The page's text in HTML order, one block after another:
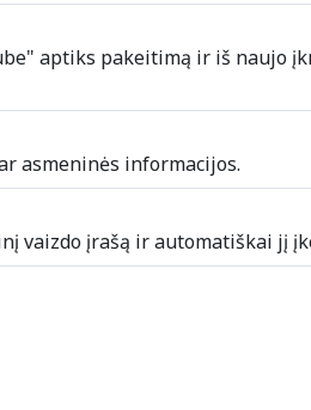
aptiks pakeitimą ir iš naujo
asmeninės informacijos.
vaizdo įrašą ir automatiškai jį